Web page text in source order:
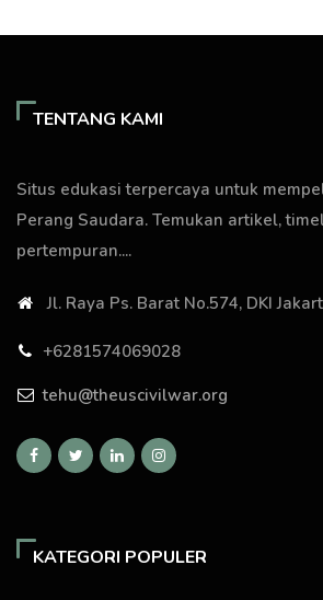
TENTANG KAMI
Situs edukasi terpercaya untuk
Perang Saudara. Temukan artikel,
pertempuran....
Jl. Raya Ps. Barat No.574, DKI
+6281574069028
tehu@theuscivilwar.org
KATEGORI POPULER